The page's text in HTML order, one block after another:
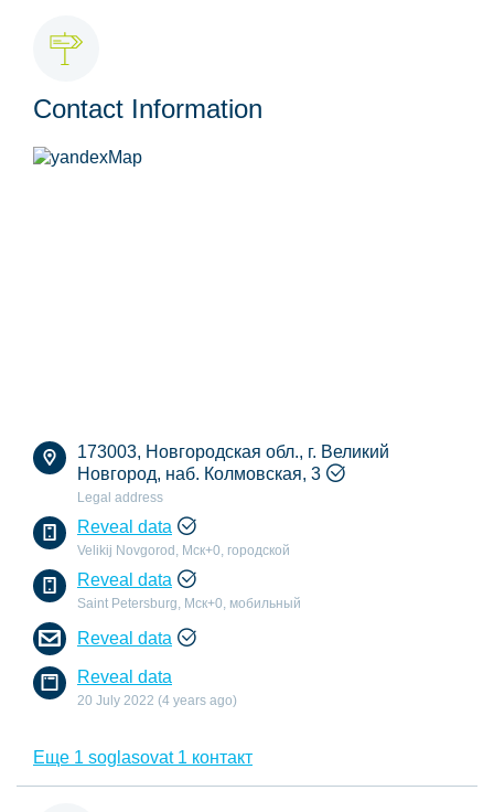
Contact Information
173003, Новгородская обл., г. Великий
Новгород, наб. Колмовская, 3
Legal address
Reveal data
Velikij Novgorod, Мск+0, городской
Reveal data
Saint Petersburg, Мск+0, мобильный
Reveal data
Reveal data
20 July 2022 (4 years ago)
Еще 1 soglasovat 1 контакт